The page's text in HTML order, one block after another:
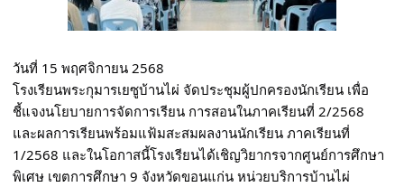
วันที่ 15 พฤศจิกายน 2568
โรงเรียนพระกุมารเยซูบ้านไผ่ จัดประชุมผู้ปกครองนักเรียน เพื่อ
ชี้แจงนโยบายการจัดการเรียน การสอนในภาคเรียนที่ 2/2568
และผลการเรียนพร้อมแฟ้มสะสมผลงานนักเรียน ภาคเรียนที่
1/2568 และในโอกาสนี้โรงเรียนได้เชิญวิยากรจากศูนย์การศึกษา
พิเศษ เขตการศึกษา 9 จังหวัดขอนแก่น หน่วยบริการบ้านไผ่